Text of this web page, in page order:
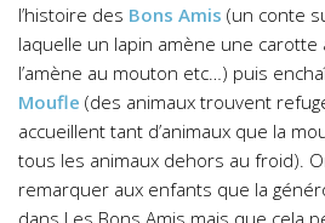
l’histoire des Bons Amis (un conte
laquelle un lapin amène une carotte
l’amène au mouton etc…) puis
Moufle (des animaux trouvent
accueillent tant d’animaux que la
tous les animaux dehors au froid).
remarquer aux enfants que la